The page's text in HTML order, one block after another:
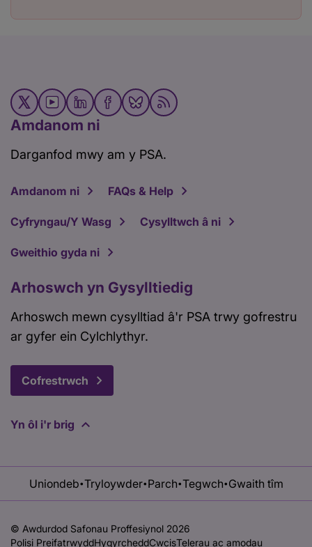
Amdanom ni
Darganfod mwy am y PSA.
Amdanom ni FAQs & Help
Cyfryngau/Y Wasg Cysylltwch â ni
Gweithio gyda ni
Arhoswch yn Gysylltiedig
Arhoswch mewn cysylltiad â'r PSA trwy gofrestru
ar gyfer ein Cylchlythyr.
Cofrestrwch
Yn ôl i'r brig
Uniondeb•Tryloywder• Parch•Tegwch• Gwaith tîm
© Awdurdod Safonau Proffesiynol 2026
Polisi PreifatrwyddHygyrcheddCwcisTelerau ac amodau